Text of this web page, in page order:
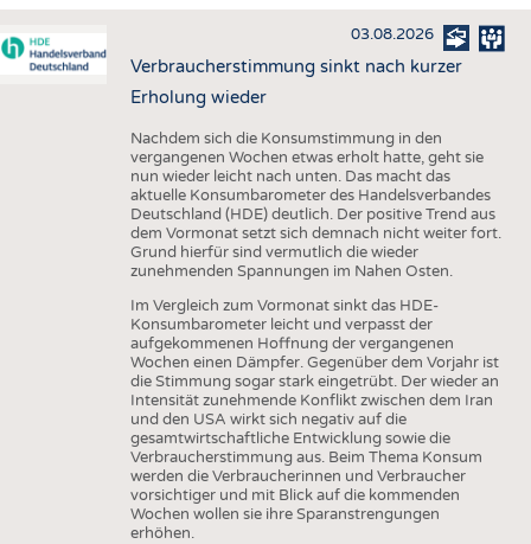
HAUS- UND HEIMTEXTILIEN
BEKLEIDUNG
AUSSCHREIBUNGEN
DTV AUSSCHREIBUNGSDIENST
STATISTICS
ADRESSEN & LINKS
PUBLIKATIONEN
TERMINE
BRANCHENTERMINE
03.08.2026
Verbraucherstimmung sinkt nach kurzer
Erholung wieder
Nachdem sich die Konsumstimmung in den
vergangenen Wochen etwas erholt hatte, geht sie
nun wieder leicht nach unten. Das macht das
aktuelle Konsumbarometer des Handelsverbandes
Deutschland (HDE) deutlich. Der positive Trend aus
dem Vormonat setzt sich demnach nicht weiter fort.
Grund hierfür sind vermutlich die wieder
zunehmenden Spannungen im Nahen Osten.
Im Vergleich zum Vormonat sinkt das HDE-
Konsumbarometer leicht und verpasst der
aufgekommenen Hoffnung der vergangenen
Wochen einen Dämpfer. Gegenüber dem Vorjahr ist
die Stimmung sogar stark eingetrübt. Der wieder an
Intensität zunehmende Konflikt zwischen dem Iran
und den USA wirkt sich negativ auf die
gesamtwirtschaftliche Entwicklung sowie die
Verbraucherstimmung aus. Beim Thema Konsum
werden die Verbraucherinnen und Verbraucher
vorsichtiger und mit Blick auf die kommenden
Wochen wollen sie ihre Sparanstrengungen
erhöhen.